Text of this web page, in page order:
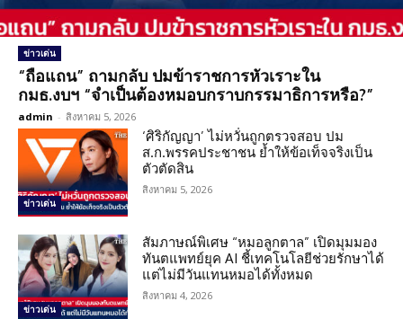
ข่าวเด่น
“ถือแถน” ถามกลับ ปมข้าราชการหัวเราะใน
กมธ.งบฯ “จำเป็นต้องหมอบกราบกรรมาธิการหรือ?”
admin - สิงหาคม 5, 2026
ข่าวเด่น
‘ศิริกัญญา’ ไม่หวั่นถูกตรวจสอบ ปม
ส.ก.พรรคประชาชน ย้ำให้ข้อเท็จจริงเป็น
ตัวตัดสิน
สิงหาคม 5, 2026
ข่าวเด่น
สัมภาษณ์พิเศษ “หมอลูกตาล” เปิดมุมมอง
ทันตแพทย์ยุค AI ชี้เทคโนโลยีช่วยรักษาได้
แต่ไม่มีวันแทนหมอได้ทั้งหมด
สิงหาคม 4, 2026